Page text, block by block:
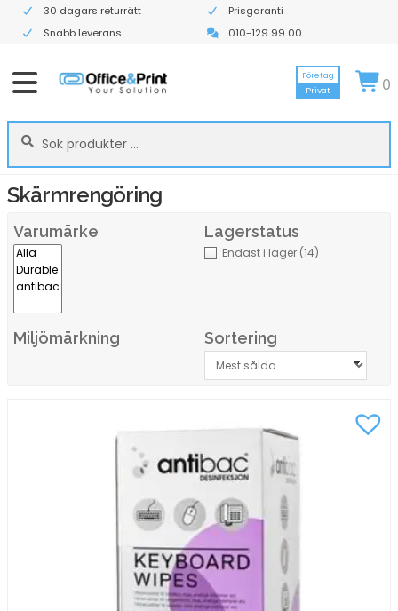
30 dagars returrätt
Prisgaranti
Snabb leverans
010-129 99 00
Sök
efter:
Sök
Företag
Privat
0
Skärmrengöring
Varumärke Lagerstatus
Endast i lager (14)
Miljömärkning Sortering